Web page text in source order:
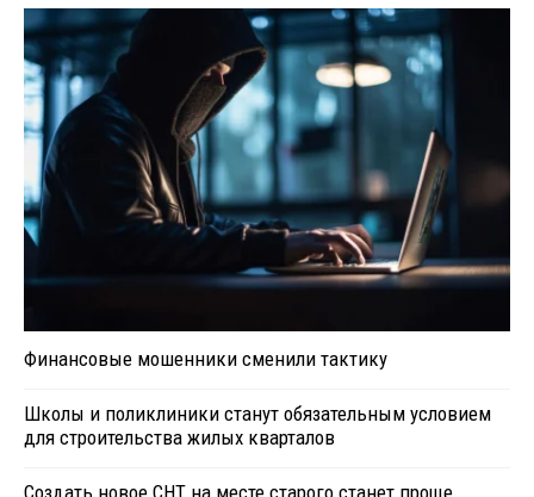
Финансовые мошенники сменили тактику
Школы и поликлиники станут обязательным условием
для строительства жилых кварталов